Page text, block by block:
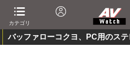
カテゴリ
バッファローコクヨ、PC用のス